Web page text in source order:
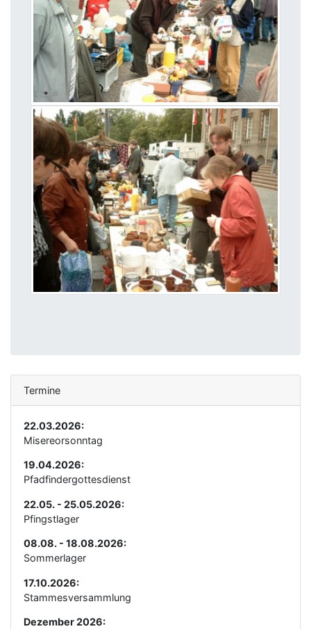
Termine
22.03.2026:
Misereorsonntag
19.04.2026:
Pfadfindergottesdienst
22.05. - 25.05.2026:
Pfingstlager
08.08. - 18.08.2026:
Sommerlager
17.10.2026:
Stammesversammlung
Dezember 2026: